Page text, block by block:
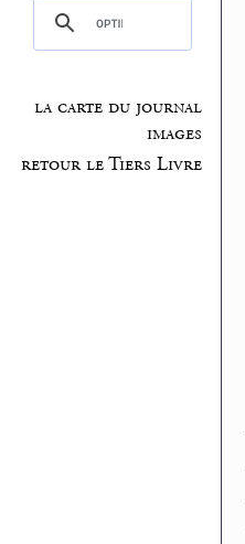
la carte du journal
images
retour le Tiers Livre